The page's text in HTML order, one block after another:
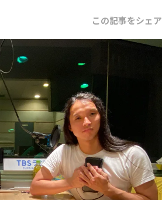
この記事をシェア